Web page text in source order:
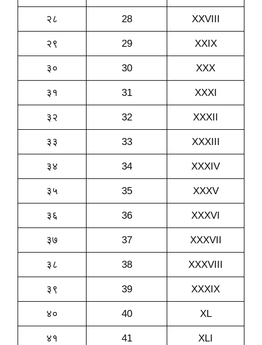
२८ 28 XXVIII
२९ 29 XXIX
३० 30 XXX
३१ 31 XXXI
३२ 32 XXXII
३३ 33 XXXIII
३४ 34 XXXIV
३५ 35 XXXV
३६ 36 XXXVI
३७ 37 XXXVII
३८ 38 XXXVIII
३९ 39 XXXIX
४० 40 XL
४१ 41 XLI